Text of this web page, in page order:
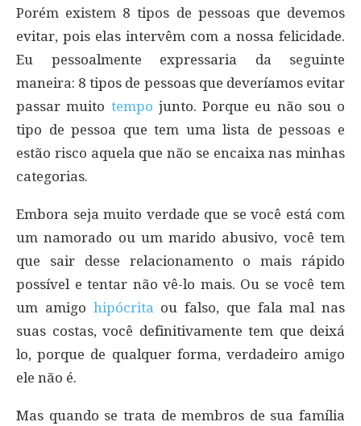
Porém existem 8 tipos de pessoas que devemos
evitar, pois elas intervêm com a nossa felicidade.
Eu pessoalmente expressaria da seguinte
maneira: 8 tipos de pessoas que deveríamos evitar
passar muito tempo junto. Porque eu não sou o
tipo de pessoa que tem uma lista de pessoas e
estão risco aquela que não se encaixa nas minhas
categorias.
Embora seja muito verdade que se você está com
um namorado ou um marido abusivo, você tem
que sair desse relacionamento o mais rápido
possível e tentar não vê-lo mais. Ou se você tem
um amigo hipócrita ou falso, que fala mal nas
suas costas, você definitivamente tem que deixá
lo, porque de qualquer forma, verdadeiro amigo
ele não é.
Mas quando se trata de membros de sua família